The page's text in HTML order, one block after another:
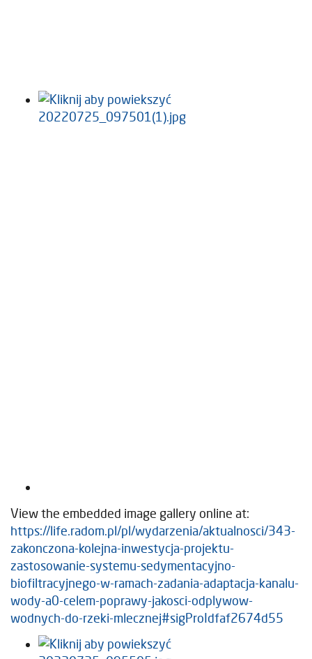
View the embedded image gallery online at:
https://life.radom.pl/pl/wydarzenia/aktualnosci/343-
zakonczona-kolejna-inwestycja-projektu-
zastosowanie-systemu-sedymentacyjno-
biofiltracyjnego-w-ramach-zadania-adaptacja-kanalu-
wody-a0-celem-poprawy-jakosci-odplywow-
wodnych-do-rzeki-mlecznej#sigProIdfaf2674d55